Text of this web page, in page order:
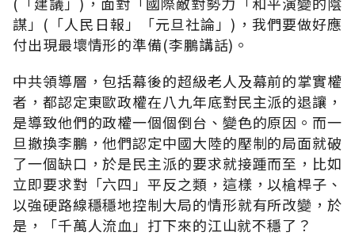
謀」(「人民日報」「元旦社論」)，我們要做好應
付出現最壞情形的準備(李鵬講話)。
中共領導層，包括幕後的超級老人及幕前的掌實權
者，都認定東歐政權在八九年底對民主派的退讓，
是導致他們的政權一個個倒台、變色的原因。而一
旦撤換李鵬，他們認定中國大陸的壓制的局面就破
了一個缺口，於是民主派的要求就接踵而至，比如
立即要求對「六四」平反之類，這樣，以槍桿子、
以強硬路線穩穩地控制大局的情形就有所改變，於
是，「千萬人流血」打下來的江山就不穩了？